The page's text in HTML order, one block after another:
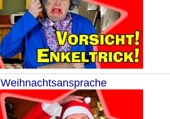
Weihnachtsansprache